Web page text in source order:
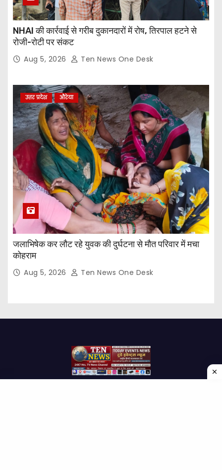
NHAI की कार्रवाई से गरीब दुकानदारों में रोष, तिरपाल हटने से
रोजी-रोटी पर संकट
Aug 5, 2026 Ten News One Desk
उत्तर प्रदेश औरेया
जलाभिषेक कर लौट रहे युवक की दुर्घटना से मौत परिवार में मचा
कोहराम
Aug 5, 2026 Ten News One Desk